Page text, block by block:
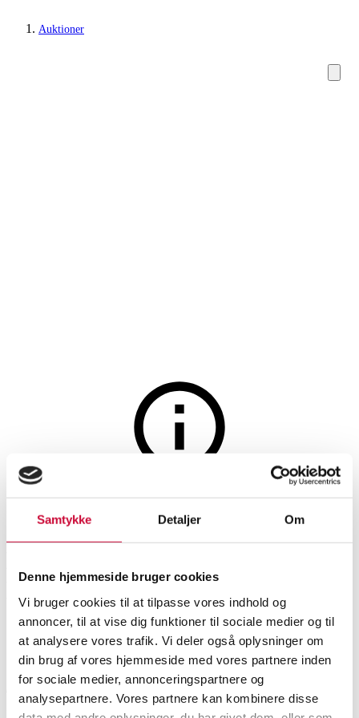
Samtykke Detaljer Om
Denne hjemmeside bruger cookies
Vi bruger cookies til at tilpasse vores indhold og
annoncer, til at vise dig funktioner til sociale medier og til
at analysere vores trafik. Vi deler også oplysninger om
din brug af vores hjemmeside med vores partnere inden
for sociale medier, annonceringspartnere og
analysepartnere. Vores partnere kan kombinere disse
Auktioner
Bordlamper
Sam Weller for HAY.
Mini, Soft Black
SHOWROOM
Aarhus
VURDERING
DKK 1.300
VARENUMMER
6589038
Momsvare